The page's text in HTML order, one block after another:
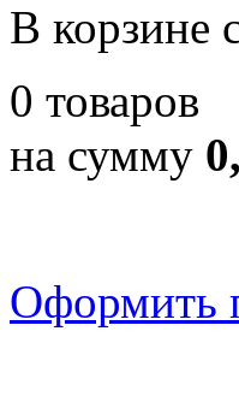
В корзине
0 товаров
на сумму
Оформить